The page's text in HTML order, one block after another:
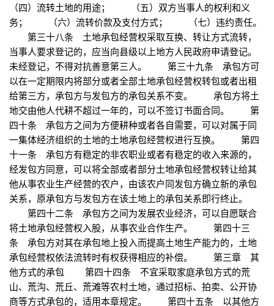
（四）流转土地的用途； （五）双方当事人的权利和义
务； （六）流转价款及支付方式； （七）违约责任。
第三十八条 土地承包经营权采取互换、转让方式流转，
当事人要求登记的，应当向县级以上地方人民政府申请登记。
未经登记，不得对抗善意第三人。 第三十九条 承包方可
以在一定期限内将部分或者全部土地承包经营权转包或者出租
给第三方，承包方与发包方的承包关系不变。 承包方将土
地交由他人代耕不超过一年的，可以不签订书面合同。 第
四十条 承包方之间为方便耕种或者各自需要，可以对属于同
一集体经济组织的土地的土地承包经营权进行互换。 第四
十一条 承包方有稳定的非农职业或者有稳定的收入来源的，
经发包方同意，可以将全部或者部分土地承包经营权转让给其
他从事农业生产经营的农户，由该农户同发包方确立新的承包
关系，原承包方与发包方在该土地上的承包关系即行终止。
第四十二条 承包方之间为发展农业经济，可以自愿联合
将土地承包经营权入股，从事农业合作生产。 第四十三
条 承包方对其在承包地上投入而提高土地生产能力的，土地
承包经营权依法流转时有权获得相应的补偿。 第三章 其
他方式的承包 第四十四条 不宜采取家庭承包方式的荒
山、荒沟、荒丘、荒滩等农村土地，通过招标、拍卖、公开协
商等方式承包的，适用本章规定。 第四十五条 以其他方